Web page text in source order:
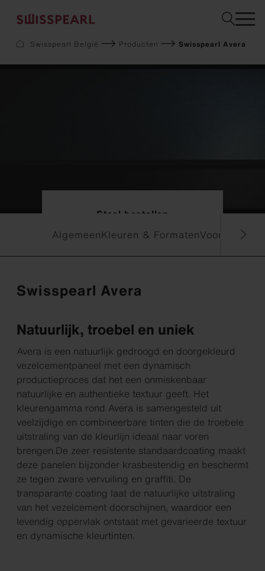
Services
Gevel
Swisspearl België Producten Swisspearl Avera
Staal bestellen
AlgemeenKleuren & FormatenVoordelen &
Swisspearl Avera
Natuurlijk, troebel en uniek
Avera is een natuurlijk gedroogd en doorgekleurd
vezelcementpaneel met een dynamisch
productieproces dat het een onmiskenbaar
natuurlijke en authentieke textuur geeft. Het
kleurengamma rond Avera is samengesteld uit
veelzijdige en combineerbare tinten die de troebele
uitstraling van de kleurlijn ideaal naar voren
brengen.De zeer resistente standaardcoating maakt
deze panelen bijzonder krasbestendig en beschermt
ze tegen zware vervuiling en graffiti. De
transparante coating laat de natuurlijke uitstraling
van het vezelcement doorschijnen, waardoor een
levendig oppervlak ontstaat met gevarieerde textuur
en dynamische kleurtinten.